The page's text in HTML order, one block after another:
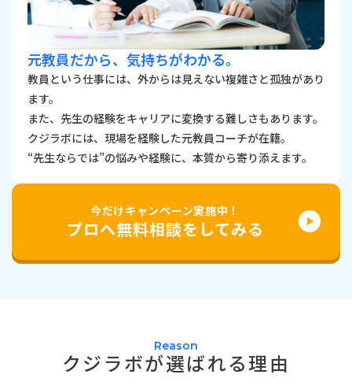
元教員だから、気持ちがわかる。
教員という仕事には、外からは見えない複雑さと孤独があり
ます。
また、先生の経験をキャリアに変換する難しさもあります。
クジラボには、現場を経験した元教員コーチが在籍。
“先生ならでは”の悩みや経験に、本質から寄り添えます。
今だけキャンペーン実施中！
プロへ無料相談をしてみる play_arrow
Reason
クジラボが選ばれる理由